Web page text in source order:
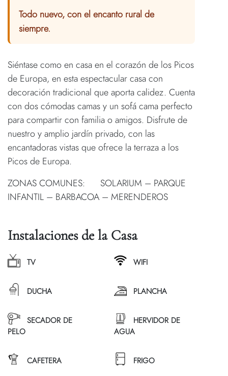
Todo nuevo, con el encanto rural de
siempre.
Siéntase como en casa en el corazón de los Picos
de Europa, en esta espectacular casa con
decoración tradicional que aporta calidez. Cuenta
con dos cómodas camas y un sofá cama perfecto
para compartir con familia o amigos. Disfrute de
nuestro y amplio jardín privado, con las
encantadoras vistas que ofrece la terraza a los
Picos de Europa.
ZONAS COMUNES: SOLARIUM – PARQUE
INFANTIL – BARBACOA – MERENDEROS
Instalaciones de la Casa
TV WIFI
DUCHA PLANCHA
SECADOR DE
PELO
HERVIDOR DE
AGUA
CAFETERA FRIGO